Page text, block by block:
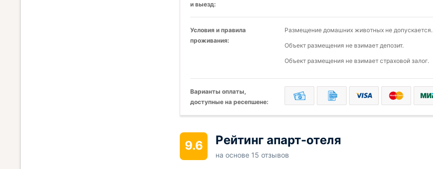
и выезд:
Условия и правила
проживания:
Размещение домашних животных не допускается.
Объект размещения не взимает депозит.
Объект размещения не взимает страховой залог.
Варианты оплаты,
доступные на ресепшене:
9.6 Рейтинг апарт-отеля
на основе 15 отзывов